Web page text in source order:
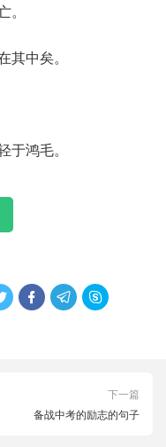
中矣。
鸿毛。
  
下一篇
备战中考的励志的句子